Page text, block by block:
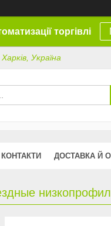
торгівлі
Україна
КОНТАКТИ ДОСТАВКА Й